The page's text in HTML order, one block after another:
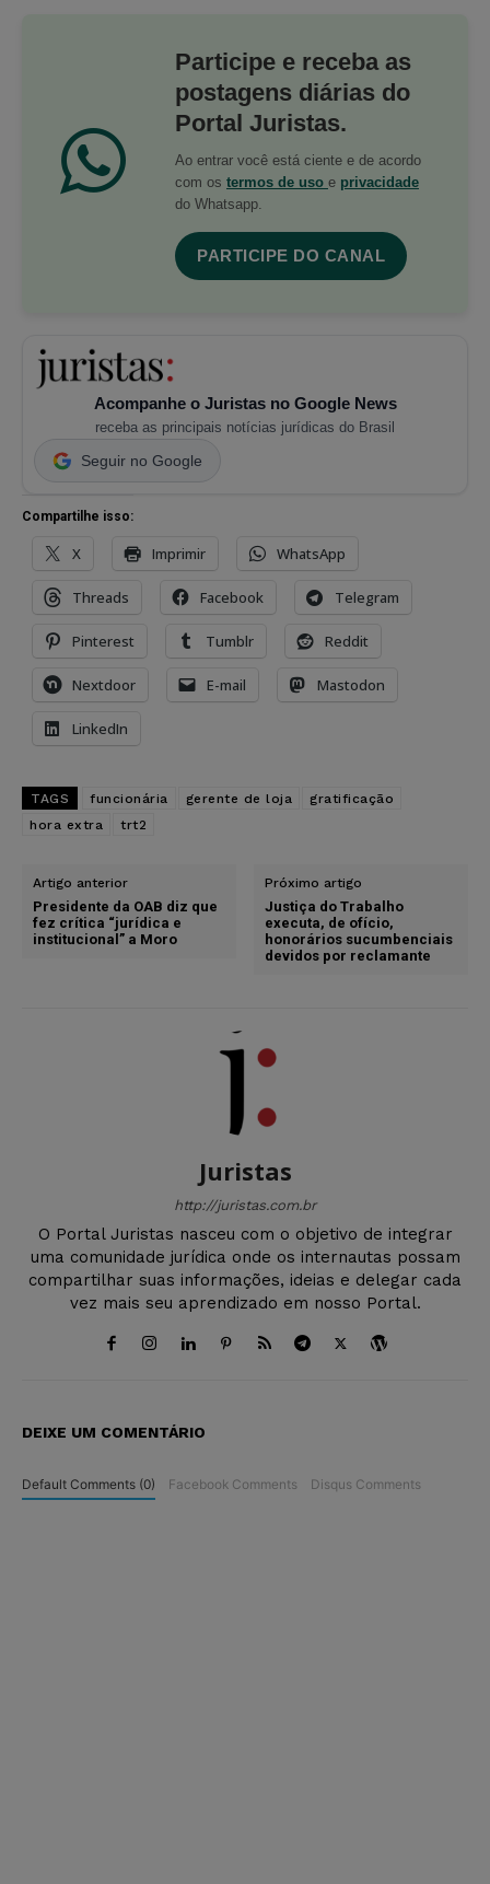
Participe e receba as
postagens diárias do
Portal Juristas.
Ao entrar você está ciente e de acordo
com os termos de uso e privacidade
do Whatsapp.
PARTICIPE DO CANAL
Acompanhe o Juristas no Google News
receba as principais notícias jurídicas do Brasil
Seguir no Google
Compartilhe isso:
X Imprimir WhatsApp
Threads Facebook Telegram
Pinterest Tumblr Reddit
Nextdoor E-mail Mastodon
LinkedIn
TAGS funcionária gerente de loja
gratificação
hora extra
trt2
Artigo anterior
Presidente da OAB diz que
fez crítica “jurídica e
institucional” a Moro
Próximo artigo
Justiça do Trabalho
executa, de ofício,
honorários sucumbenciais
devidos por reclamante
Juristas
http://juristas.com.br
O Portal Juristas nasceu com o objetivo de integrar
uma comunidade jurídica onde os internautas possam
compartilhar suas informações, ideias e delegar cada
vez mais seu aprendizado em nosso Portal.
DEIXE UM COMENTÁRIO
Default Comments (0) Facebook Comments Disqus Comments